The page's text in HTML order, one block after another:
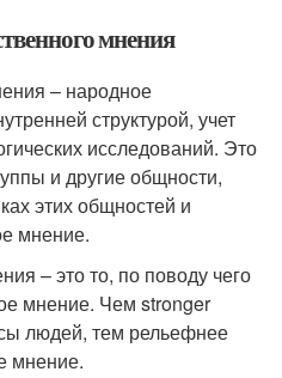
мнения
– народное
структурой, учет
исследований. Это
и другие общности,
этих общностей и
мнение.
– это то, по поводу чего
мнение. Чем stronger
людей, тем рельефнее
мнение.